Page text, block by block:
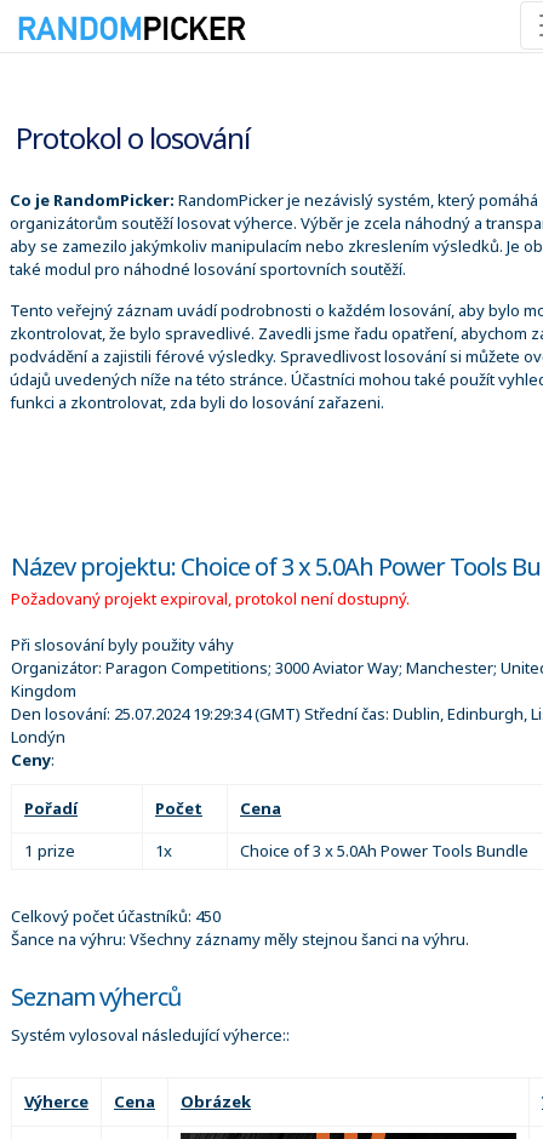
Protokol o losování
Co je RandomPicker: RandomPicker je nezávislý systém, který pomáhá
organizátorům soutěží losovat výherce. Výběr je zcela náhodný a
aby se zamezilo jakýmkoliv manipulacím nebo zkreslením výsledků. Je
také modul pro náhodné losování sportovních soutěží.
Tento veřejný záznam uvádí podrobnosti o každém losování, aby bylo
zkontrolovat, že bylo spravedlivé. Zavedli jsme řadu opatření, abychom
podvádění a zajistili férové výsledky. Spravedlivost losování si můžete
údajů uvedených níže na této stránce. Účastníci mohou také použít
funkci a zkontrolovat, zda byli do losování zařazeni.
Název projektu: Choice of 3 x 5.0Ah Power Tools
Požadovaný projekt expiroval, protokol není dostupný.
Při slosování byly použity váhy
Organizátor: Paragon Competitions; 3000 Aviator Way; Manchester;
Kingdom
Den losování: 25.07.2024 19:29:34(GMT) Střední čas: Dublin, Edinburgh,
Londýn
Ceny:
Pořadí Počet
Cena
1 prize
1x Choice of 3 x 5.0Ah Power Tools Bundle
Celkový počet účastníků: 450
Šance na výhru: Všechny záznamy měly stejnou šanci na výhru.
Seznam výherců
Systém vylosoval následující výherce::
Výherce Cena Obrázek